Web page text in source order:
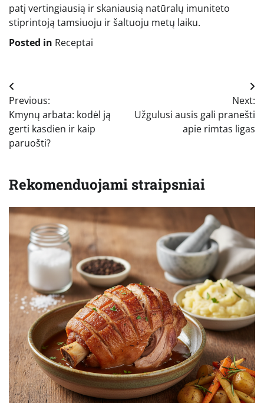
patį vertingiausią ir skaniausią natūralų imuniteto
stiprintoją tamsiuoju ir šaltuoju metų laiku.
Posted in Receptai
Navigacija
tarp
įrašų
Previous:
Kmynų arbata: kodėl ją
gerti kasdien ir kaip
paruošti?
Next:
Užgulusi ausis gali pranešti
apie rimtas ligas
Rekomenduojami straipsniai